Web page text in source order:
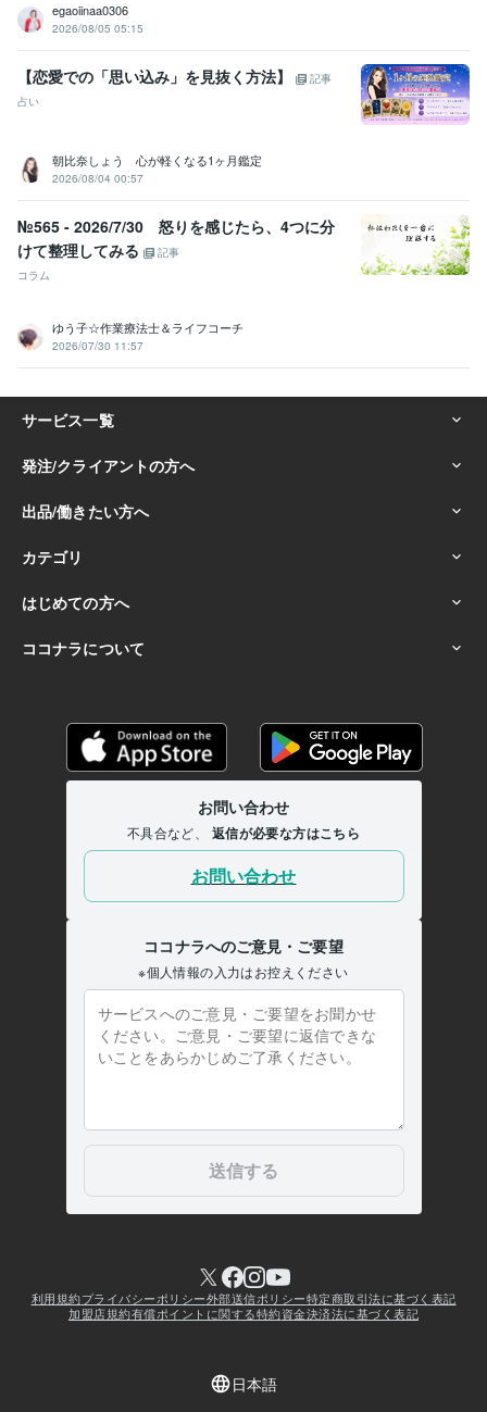
egaoiinaa0306
2026/08/05 05:15
【恋愛での「思い込み」を見抜く方法】
記事
占い
朝比奈しょう 心が軽くなる1ヶ月鑑定
2026/08/04 00:57
№565 - 2026/7/30 怒りを感じたら、4つに分
けて整理してみる
記事
コラム
ゆう子☆作業療法士＆ライフコーチ
2026/07/30 11:57